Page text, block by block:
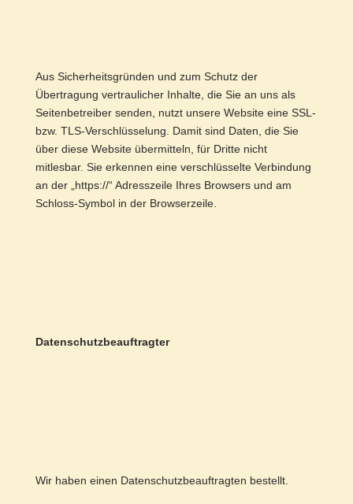
Aus Sicherheitsgründen und zum Schutz der
Übertragung vertraulicher Inhalte, die Sie an uns als
Seitenbetreiber senden, nutzt unsere Website eine SSL-
bzw. TLS-Verschlüsselung. Damit sind Daten, die Sie
über diese Website übermitteln, für Dritte nicht
mitlesbar. Sie erkennen eine verschlüsselte Verbindung
an der „https://“ Adresszeile Ihres Browsers und am
Schloss-Symbol in der Browserzeile.
Datenschutzbeauftragter
Wir haben einen Datenschutzbeauftragten bestellt.